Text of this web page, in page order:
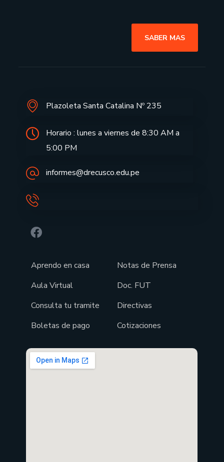
SABER MAS
Plazoleta Santa Catalina Nº 235
Horario : lunes a viernes de 8:30 AM a
5:00 PM
informes@drecusco.edu.pe
Aprendo en casa
Aula Virtual
Consulta tu tramite
Boletas de pago
Notas de Prensa
Doc. FUT
Directivas
Cotizaciones